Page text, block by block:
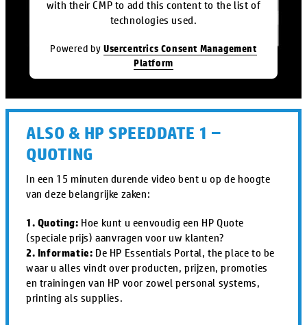
with their CMP to add this content to the list of
technologies used.
Powered by Usercentrics Consent Management
Platform
ALSO & HP SPEEDDATE 1 –
QUOTING
In een 15 minuten durende video bent u op de hoogte
van deze belangrijke zaken:
1. Quoting: Hoe kunt u eenvoudig een HP Quote
(speciale prijs) aanvragen voor uw klanten?
2. Informatie: De HP Essentials Portal, the place to be
waar u alles vindt over producten, prijzen, promoties
en trainingen van HP voor zowel personal systems,
printing als supplies.